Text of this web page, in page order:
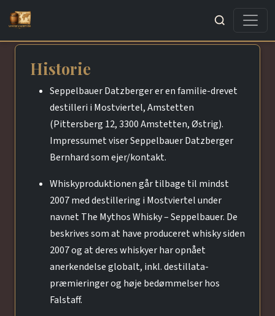
Søg
Historie
Seppelbauer Datzberger er en familie-drevet
destilleri i Mostviertel, Amstetten
(Pittersberg 12, 3300 Amstetten, Østrig).
Impressumet viser Seppelbauer Datzberger
Bernhard som ejer/kontakt.
Whiskyproduktionen går tilbage til mindst
2007 med destillering i Mostviertel under
navnet The Mythos Whisky – Seppelbauer. De
beskrives som at have produceret whisky siden
2007 og at deres whiskyer har opnået
anerkendelse globalt, inkl. destillata-
præmieringer og høje bedømmelser hos
Falstaff.